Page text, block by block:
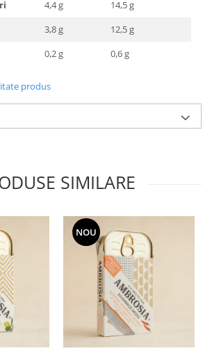
4,4 g
14,5 g
3,8 g
12,5 g
0,2 g 0,6 g
produs
SIMILARE
NOU